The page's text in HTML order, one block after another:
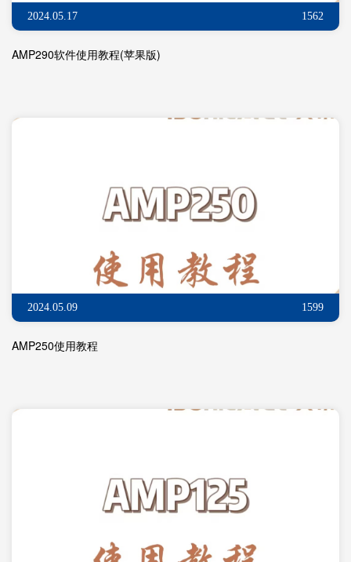
2024.05.17 1562
AMP290软件使用教程(苹果版)
2024.05.09 1599
AMP250使用教程